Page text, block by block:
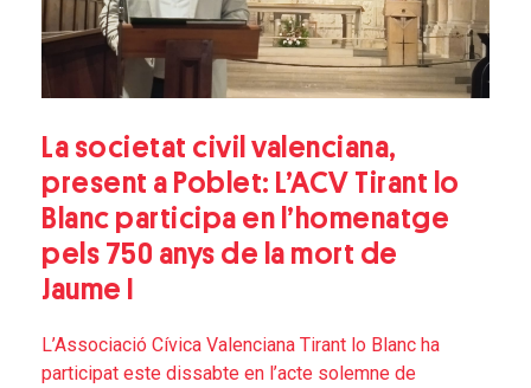
La societat civil valenciana,
present a Poblet: L’ACV Tirant lo
Blanc participa en l’homenatge
pels 750 anys de la mort de
Jaume I
L’Associació Cívica Valenciana Tirant lo Blanc ha
participat este dissabte en l’acte solemne de